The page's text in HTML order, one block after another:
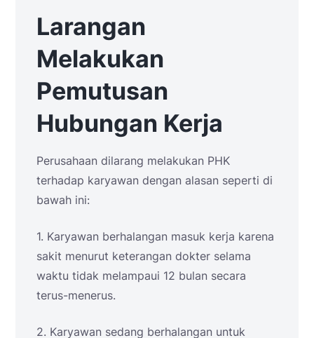
Larangan
Melakukan
Pemutusan
Hubungan Kerja
Perusahaan dilarang melakukan PHK
terhadap karyawan dengan alasan seperti di
bawah ini:
1. Karyawan berhalangan masuk kerja karena
sakit menurut keterangan dokter selama
waktu tidak melampaui 12 bulan secara
terus-menerus.
2. Karyawan sedang berhalangan untuk